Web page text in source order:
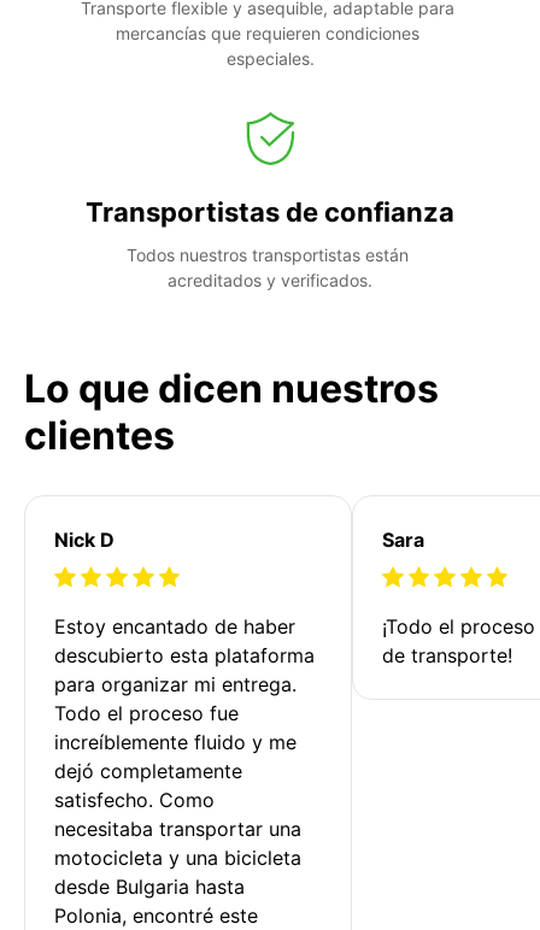
Transporte flexible y asequible, adaptable para
mercancías que requieren condiciones
especiales.
Transportistas de confianza
Todos nuestros transportistas están
acreditados y verificados.
Lo que dicen nuestros
clientes
Nick D
Estoy encantado de haber
descubierto esta plataforma
para organizar mi entrega.
Todo el proceso fue
increíblemente fluido y me
dejó completamente
satisfecho. Como
necesitaba transportar una
motocicleta y una bicicleta
desde Bulgaria hasta
Polonia, encontré este
Sara
¡Todo el
de transporte!